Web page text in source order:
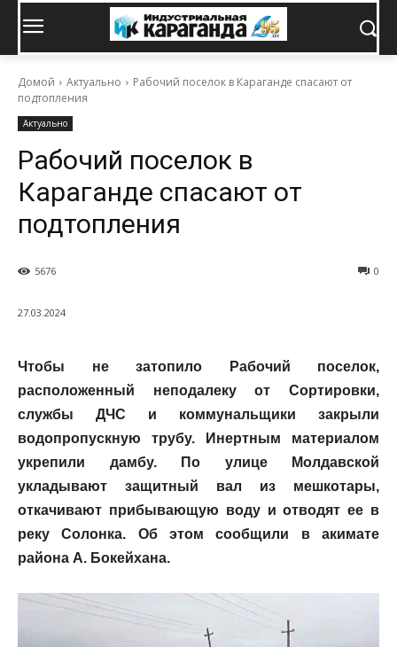
Домой Актуально
Рабочий поселок в Караганде спасают от
подтопления
Актуально
Рабочий поселок в
Караганде спасают от
подтопления
0
5676
27.03.2024
Чтобы не затопило Рабочий поселок,
расположенный неподалеку от Сортировки,
службы ДЧС и коммунальщики закрыли
водопропускную трубу. Инертным материалом
укрепили дамбу. По улице Молдавской
укладывают защитный вал из мешкотары,
откачивают прибывающую воду и отводят ее в
реку Солонка. Об этом сообщили в акимате
района А. Бокейхана.